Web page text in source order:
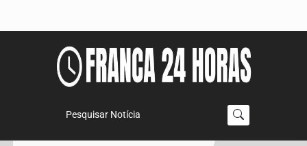
Pesquisar Notícia